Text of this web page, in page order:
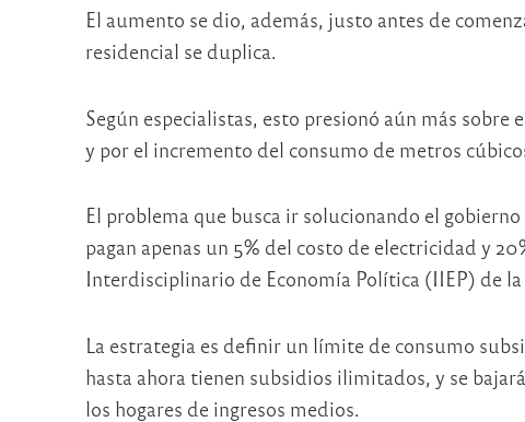
El aumento se dio, además, justo antes de
residencial se duplica.
Según especialistas, esto presionó aún más
y por el incremento del consumo de metros
El problema que busca ir solucionando el
pagan apenas un 5% del costo de electricidad y
Interdisciplinario de Economía Política (IIEP) de
La estrategia es definir un límite de consumo
hasta ahora tienen subsidios ilimitados, y se
los hogares de ingresos medios.